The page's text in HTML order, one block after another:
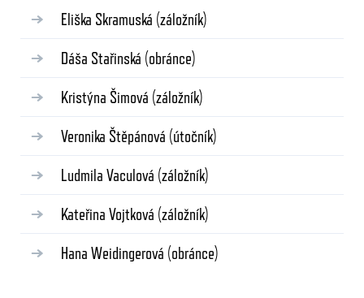
Eliška Skramuská (záložník)
Dáša Stařinská (obránce)
Kristýna Šimová (záložník)
Veronika Štěpánová (útočník)
Ludmila Vaculová (záložník)
Kateřina Vojtková (záložník)
Hana Weidingerová (obránce)